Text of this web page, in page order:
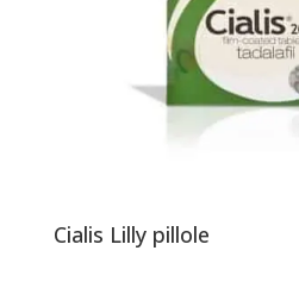
Cialis Lilly pillole